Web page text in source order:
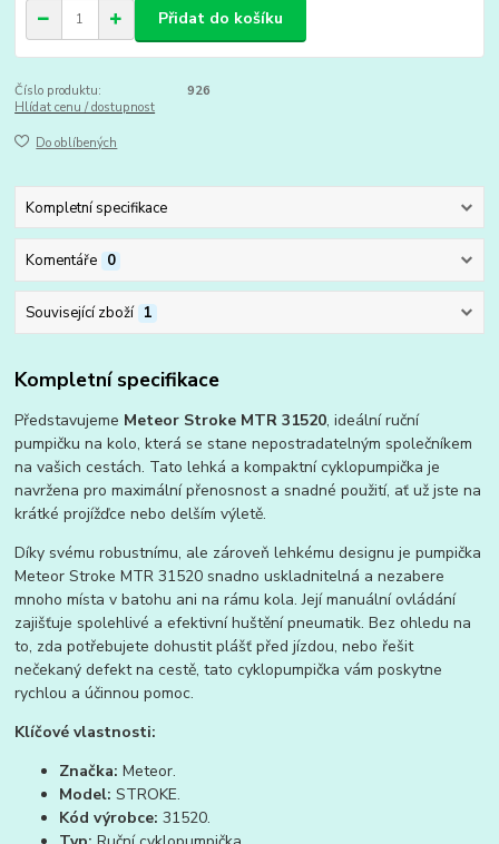
Přidat do košíku
Číslo produktu:
926
Hlídat cenu / dostupnost
Do oblíbených
Kompletní specifikace
Komentáře 0
Související zboží 1
Kompletní specifikace
Představujeme Meteor Stroke MTR 31520, ideální ruční
pumpičku na kolo, která se stane nepostradatelným společníkem
na vašich cestách. Tato lehká a kompaktní cyklopumpička je
navržena pro maximální přenosnost a snadné použití, ať už jste na
krátké projížďce nebo delším výletě.
Díky svému robustnímu, ale zároveň lehkému designu je pumpička
Meteor Stroke MTR 31520 snadno uskladnitelná a nezabere
mnoho místa v batohu ani na rámu kola. Její manuální ovládání
zajišťuje spolehlivé a efektivní huštění pneumatik. Bez ohledu na
to, zda potřebujete dohustit plášť před jízdou, nebo řešit
nečekaný defekt na cestě, tato cyklopumpička vám poskytne
rychlou a účinnou pomoc.
Klíčové vlastnosti:
Značka: Meteor.
Model: STROKE.
Kód výrobce: 31520.